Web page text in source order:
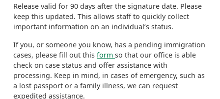
Release valid for 90 days after the signature date. Please
keep this updated. This allows staff to quickly collect
important information on an individual’s status.
If you, or someone you know, has a pending immigration
cases, please fill out this form so that our office is able
check on case status and offer assistance with
processing. Keep in mind, in cases of emergency, such as
a lost passport or a family illness, we can request
expedited assistance.